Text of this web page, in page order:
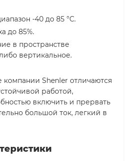
-40 до 85 °С.
до 85%.
в пространстве
вертикальное.
Shenler отличаются
работой,
включить и прервать
большой ток, легкий в